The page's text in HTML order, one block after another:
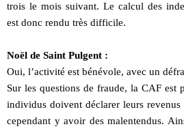
trois le mois suivant. Le calcul des
est donc rendu très difficile.
Noël de Saint Pulgent :
Oui, l’activité est bénévole, avec un
Sur les questions de fraude, la CAF est
individus doivent déclarer leurs
cependant y avoir des malentendus.